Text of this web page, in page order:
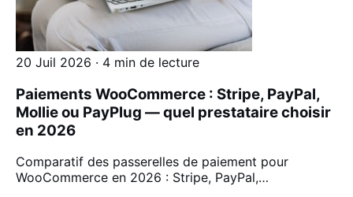
20 Juil 2026 · 4 min de lecture
Paiements WooCommerce : Stripe, PayPal,
Mollie ou PayPlug — quel prestataire choisir
en 2026
Comparatif des passerelles de paiement pour
WooCommerce en 2026 : Stripe, PayPal,…